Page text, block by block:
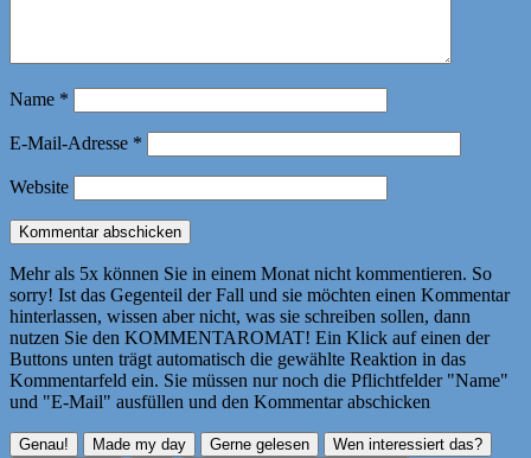
Name *
E-Mail-Adresse *
Website
Mehr als 5x können Sie in einem Monat nicht kommentieren. So
sorry! Ist das Gegenteil der Fall und sie möchten einen Kommentar
hinterlassen, wissen aber nicht, was sie schreiben sollen, dann
nutzen Sie den KOMMENTAROMAT! Ein Klick auf einen der
Buttons unten trägt automatisch die gewählte Reaktion in das
Kommentarfeld ein. Sie müssen nur noch die Pflichtfelder "Name"
und "E-Mail" ausfüllen und den Kommentar abschicken